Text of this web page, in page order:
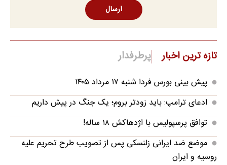
ارسال
تازه ترین اخبار پرطرفدار
پیش بینی بورس فردا شنبه ۱۷ مرداد ۱۴۰۵
ادعای ترامپ: باید زودتر بروم؛ یک جنگ در پیش داریم
توافق پرسپولیس با اژدهاکش ۱۸ ساله!
موضع ضد ایرانی زلنسکی پس از تصویب طرح تحریم علیه
روسیه و ایران